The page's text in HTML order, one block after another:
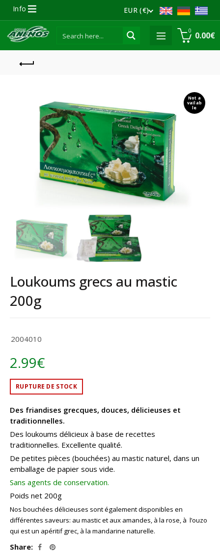
EUR (€)
Info
0 0.00€
Not a
vailab
le
Loukoums grecs au mastic
200g
2004010
2.99€
RUPTURE DE STOCK
Des friandises grecques, douces, délicieuses et
traditionnelles.
Des loukoums délicieux à base de recettes
traditionnelles. Excellente qualité.
De petites pièces (bouchées) au mastic naturel, dans un
emballage de papier sous vide.
Sans agents de conservation.
Poids net 200g
Nos bouchées délicieuses sont également disponibles en
différentes saveurs: au mastic et aux amandes, à la rose, à l’ouzo
qui est un apéritif grec, à la mandarine naturelle.
Share